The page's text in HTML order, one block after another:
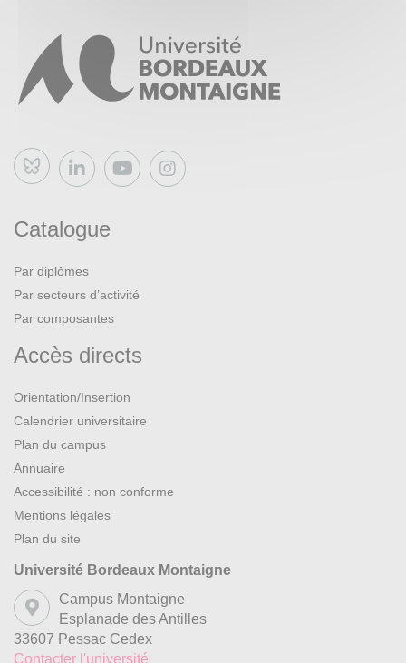
Bluesky
Catalogue
Par diplômes
Par secteurs d’activité
Par composantes
Accès directs
Orientation/Insertion
Calendrier universitaire
Plan du campus
Annuaire
Accessibilité : non conforme
Mentions légales
Plan du site
Université Bordeaux Montaigne
Campus Montaigne
Esplanade des Antilles
33607 Pessac Cedex
Contacter l'université